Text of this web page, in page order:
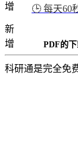
增
🕒 每天60
新
增
PDF的
科研通是完全免